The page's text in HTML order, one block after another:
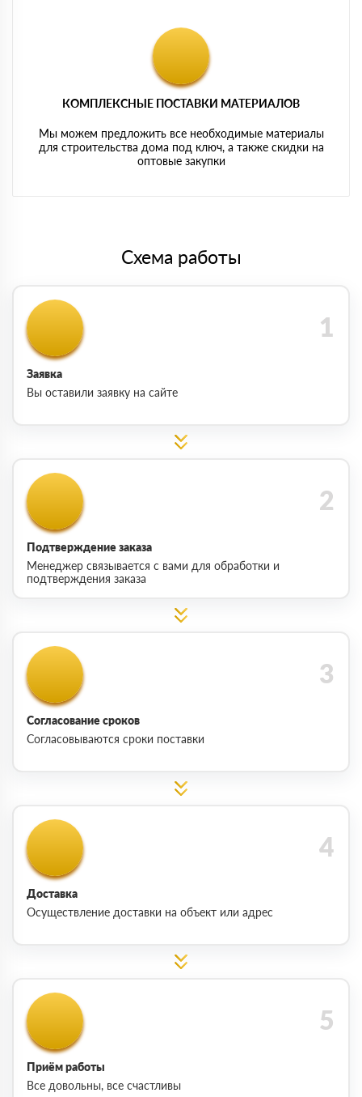
КОМПЛЕКСНЫЕ ПОСТАВКИ МАТЕРИАЛОВ
Мы можем предложить все необходимые материалы
для строительства дома под ключ, а также скидки на
оптовые закупки
Схема работы
Заявка
Вы оставили заявку на сайте
Подтверждение заказа
Менеджер связывается с вами для обработки и
подтверждения заказа
Согласование сроков
Согласовываются сроки поставки
Доставка
Осуществление доставки на объект или адрес
Приём работы
Все довольны, все счастливы